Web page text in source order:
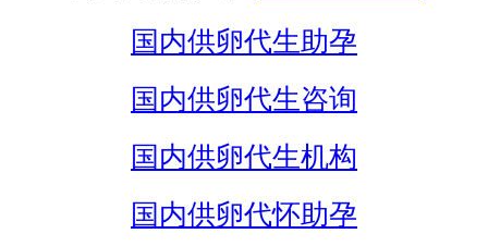
国内供卵代生助孕
国内供卵代生咨询
国内供卵代生机构
国内供卵代怀助孕